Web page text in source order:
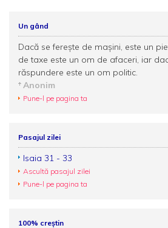
Un gând
Dacă se fereşte de maşini, este un
de taxe este un om de afaceri, iar
răspundere este un om politic.
Anonim
Pune-l pe pagina ta
Pasajul zilei
Isaia 31 - 33
Ascultă pasajul zilei
Pune-l pe pagina ta
100% creștin